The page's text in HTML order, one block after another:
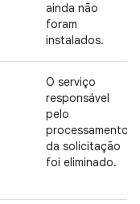
ainda não
foram
instalados.
O serviço
responsável
pelo
processamento
da solicitação
foi eliminado.